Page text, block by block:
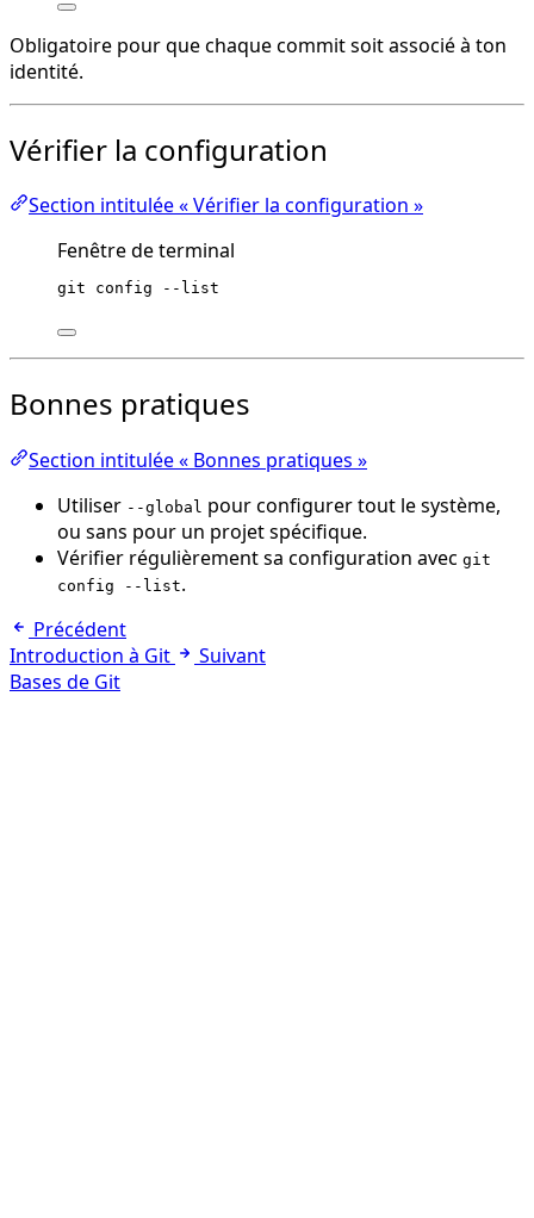
Obligatoire pour que chaque commit soit associé à ton
identité.
Vérifier la configuration
Section intitulée « Vérifier la configuration »
Fenêtre de terminal
git config --list
Bonnes pratiques
Section intitulée « Bonnes pratiques »
Utiliser --global pour configurer tout le système,
ou sans pour un projet spécifique.
Vérifier régulièrement sa configuration avec git
config --list.
Précédent
Introduction à Git
Suivant
Bases de Git